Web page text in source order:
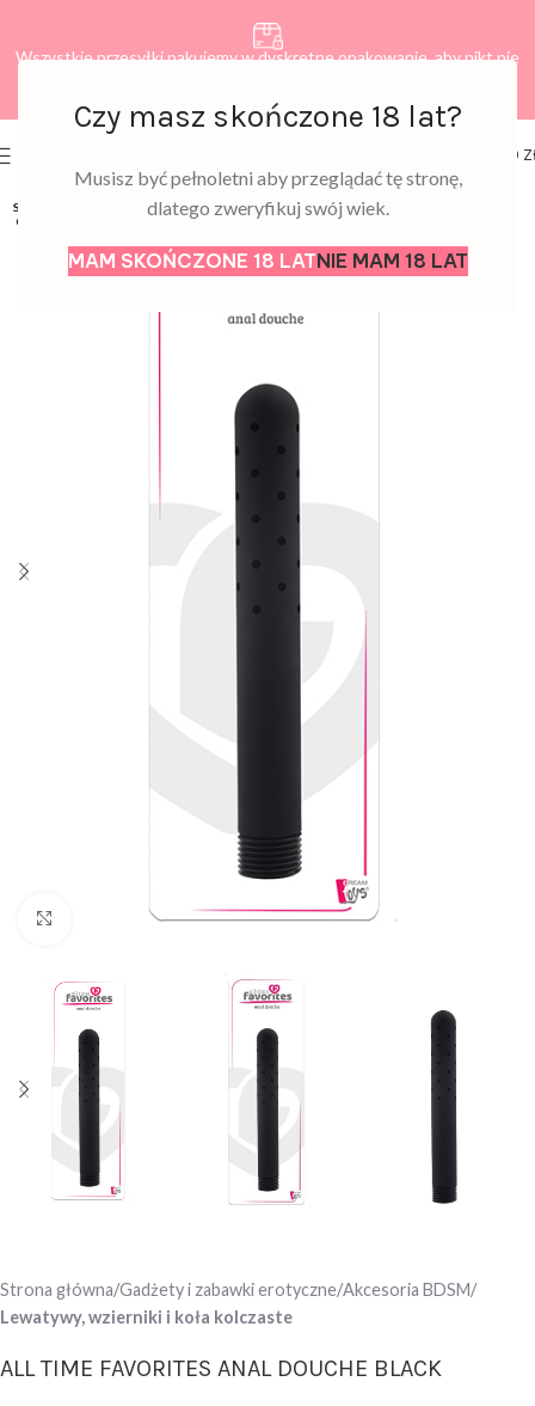
Czy masz skończone 18 lat?
Musisz być pełnoletni aby przeglądać tę stronę,
dlatego zweryfikuj swój wiek.
MAM SKOŃCZONE 18 LATNIE MAM 18 LAT
Wszystkie przesyłki pakujemy w dyskretne opakowanie, aby nikt nie
0,00
SOLD
OUT
Click to enlarge
Strona główna Gadżety i zabawki erotyczne Akcesoria BDSM
Lewatywy, wzierniki i koła kolczaste
ALL TIME FAVORITES ANAL DOUCHE BLACK